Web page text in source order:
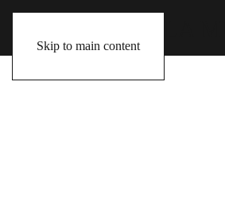
Skip to main content